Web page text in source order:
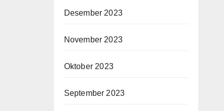
Desember 2023
November 2023
Oktober 2023
September 2023